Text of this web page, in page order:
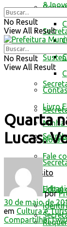
Livro
Minha
Nota
Fale
Trânsito
Edital
&
No Result
View All Result
No Result
View All Result
Quarta
Lucas.
por
30 de maio de
em Cultura e
Compartilhar